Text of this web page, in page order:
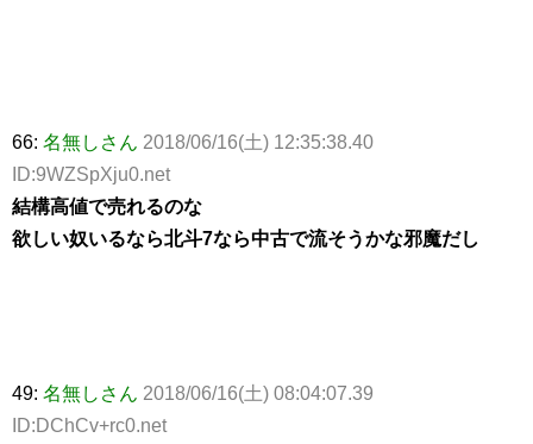
66: 名無しさん 2018/06/16(土) 12:35:38.40
ID:9WZSpXju0.net
結構高値で売れるのな
欲しい奴いるなら北斗7なら中古で流そうかな邪魔だし
49: 名無しさん 2018/06/16(土) 08:04:07.39
ID:DChCv+rc0.net